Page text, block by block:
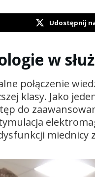
Udostępnij
w
połączenie
klasy. Jako
do
miednicy